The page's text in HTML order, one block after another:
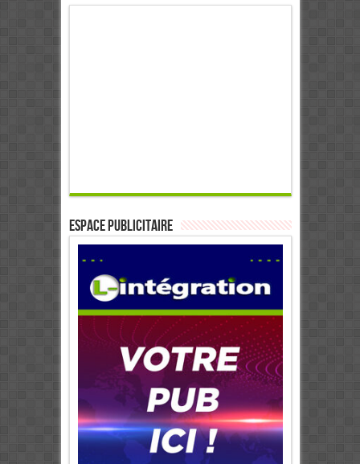
ESPACE PUBLICITAIRE